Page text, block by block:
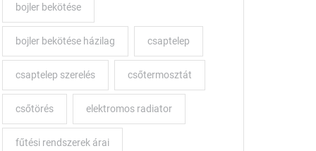
bojler bekötése
bojler bekötése házilag csaptelep
csaptelep szerelés csőtermosztát
csőtörés elektromos radiator
fűtési rendszerek árai